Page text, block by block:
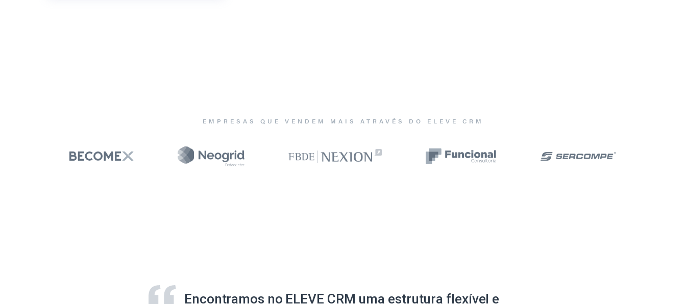
EMPRESAS QUE VENDEM MAIS ATRAVÉS DO ELEVE CRM
Encontramos no ELEVE CRM uma estrutura flexível e